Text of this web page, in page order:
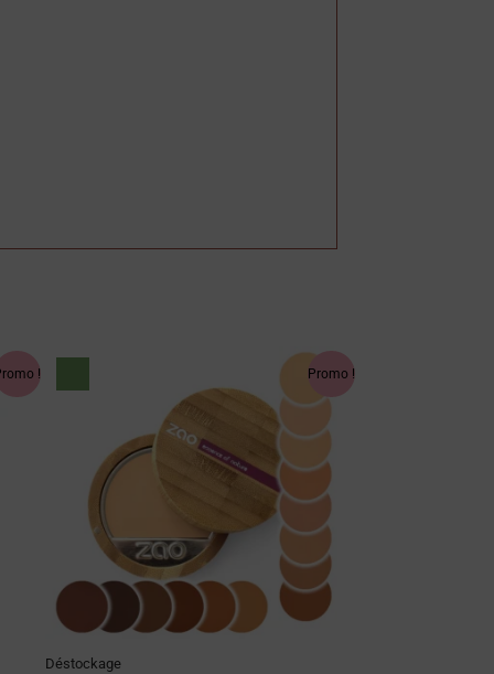
! Promo !
Déstockage
26.90 €.
actuel
est :
18.83 €.